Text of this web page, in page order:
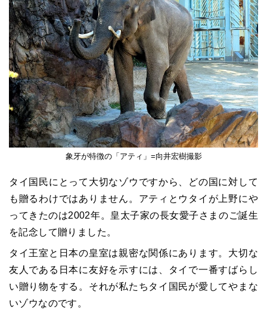
象牙が特徴の「アティ」=向井宏樹撮影
タイ国民にとって大切なゾウですから、どの国に対して
も贈るわけではありません。アティとウタイが上野にや
ってきたのは2002年。皇太子家の長女愛子さまのご誕生
を記念して贈りました。
タイ王室と日本の皇室は親密な関係にあります。大切な
友人である日本に友好を示すには、タイで一番すばらし
い贈り物をする。それが私たちタイ国民が愛してやまな
いゾウなのです。